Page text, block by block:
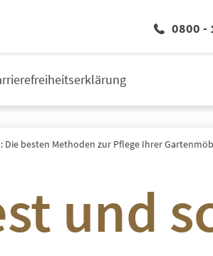
0800 -
Die besten Methoden zur Pflege Ihrer
und